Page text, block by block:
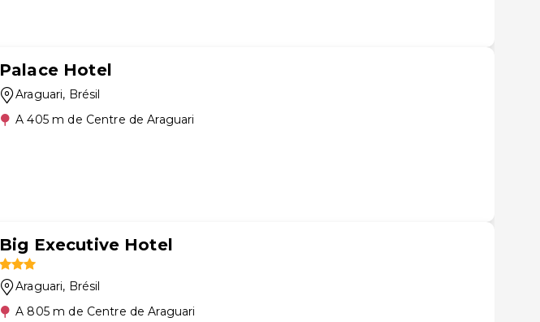
Palace Hotel
Araguari, Brésil
A 405 m de Centre de Araguari
Big Executive Hotel
Araguari, Brésil
A 805 m de Centre de Araguari